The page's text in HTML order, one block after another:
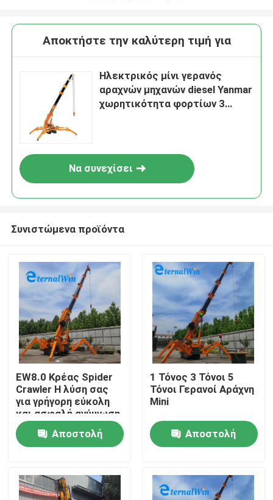
Σπίτι
Περίπου εμείς
Αποκτήστε την καλύτερη τιμή για
Ηλεκτρικός μίνι γερανός
αραχνών μηχανών diesel Yanmar
χωρητικότητα φορτίων 3
Να συνεχίσει
Συνιστώμενα προϊόντα
EW8.0 Κρέας Spider
Crawler Η λύση σας
για γρήγορη εύκολη
και ασφαλή ανύψωση
Αποστολή
1 Τόνος 3 Τόνοι 5
Τόνοι Γερανοί Αράχνη
Mini
Αποστολή